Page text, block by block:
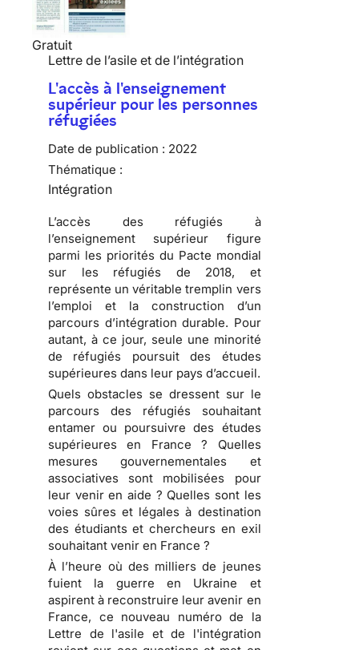
Gratuit
Lettre de l’asile et de l’intégration
L'accès à l'enseignement
supérieur pour les personnes
réfugiées
Date de publication : 2022
Thématique :
Intégration
L’accès des réfugiés à
l’enseignement supérieur figure
parmi les priorités du Pacte mondial
sur les réfugiés de 2018, et
représente un véritable tremplin vers
l’emploi et la construction d’un
parcours d’intégration durable. Pour
autant, à ce jour, seule une minorité
de réfugiés poursuit des études
supérieures dans leur pays d’accueil.
Quels obstacles se dressent sur le
parcours des réfugiés souhaitant
entamer ou poursuivre des études
supérieures en France ? Quelles
mesures gouvernementales et
associatives sont mobilisées pour
leur venir en aide ? Quelles sont les
voies sûres et légales à destination
des étudiants et chercheurs en exil
souhaitant venir en France ?
À l’heure où des milliers de jeunes
fuient la guerre en Ukraine et
aspirent à reconstruire leur avenir en
France, ce nouveau numéro de la
Lettre de l'asile et de l'intégration